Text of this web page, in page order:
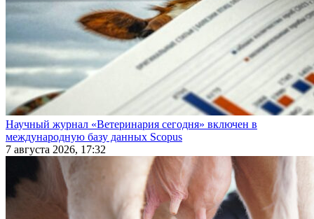
Научный журнал «Ветеринария сегодня» включен в
международную базу данных Scopus
7 августа 2026, 17:32